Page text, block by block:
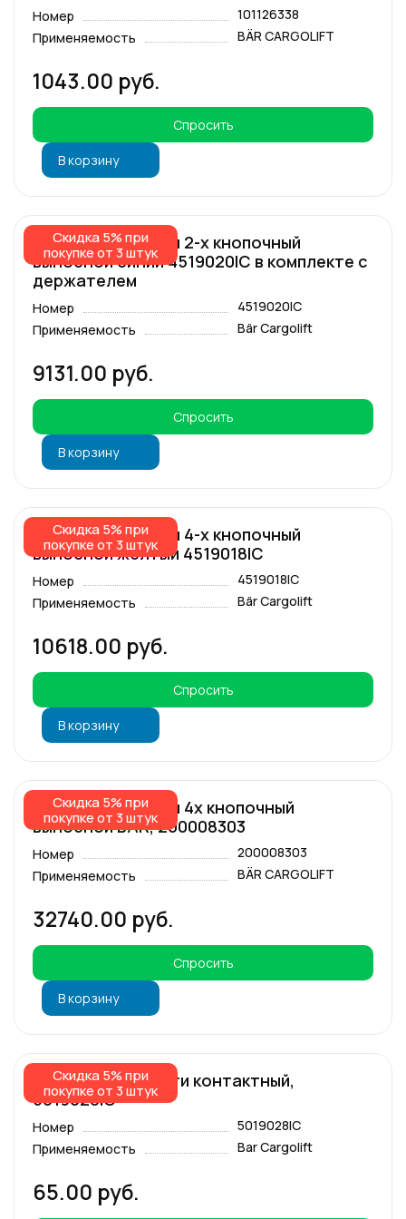
Номер
101126338
Применяемость
BÄR CARGOLIFT
1043.00 руб.
Спросить
В корзину
Скидка 5% при
покупке от 3 штук
Пульт управления 2-х кнопочный
выносной синий 4519020IC в комплекте с
держателем
Номер
4519020IC
Применяемость
Bär Cargolift
9131.00 руб.
Спросить
В корзину
Скидка 5% при
покупке от 3 штук
Пульт управления 4-х кнопочный
выносной жёлтый 4519018IC
Номер
4519018IC
Применяемость
Bär Cargolift
10618.00 руб.
Спросить
В корзину
Скидка 5% при
покупке от 3 штук
Пульт управления 4х кнопочный
выносной BAR, 200008303
Номер
200008303
Применяемость
BÄR CARGOLIFT
32740.00 руб.
Спросить
В корзину
Скидка 5% при
покупке от 3 штук
Разъём Molex 10-ти контактный,
5019028IC
Номер
5019028IC
Применяемость
Bar Cargolift
65.00 руб.